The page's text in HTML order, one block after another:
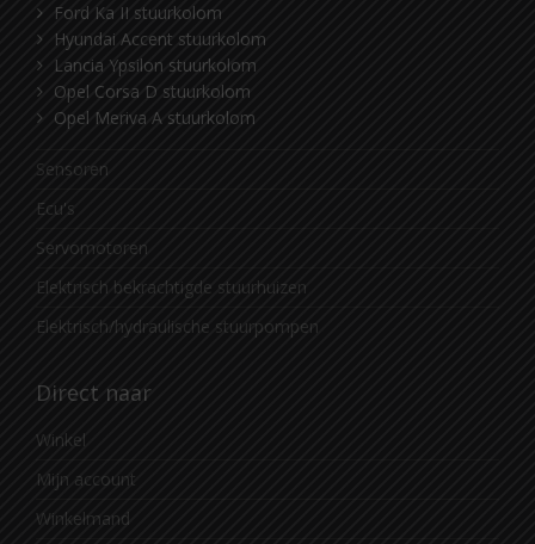
Ford Ka II stuurkolom
Hyundai Accent stuurkolom
Lancia Ypsilon stuurkolom
Opel Corsa D stuurkolom
Opel Meriva A stuurkolom
Sensoren
Ecu's
Servomotoren
Elektrisch bekrachtigde stuurhuizen
Elektrisch/hydraulische stuurpompen
Direct naar
Winkel
Mijn account
Winkelmand